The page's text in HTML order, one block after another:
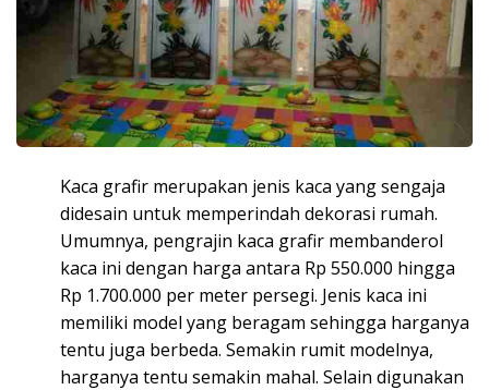
Kaca grafir merupakan jenis kaca yang sengaja
didesain untuk memperindah dekorasi rumah.
Umumnya, pengrajin kaca grafir membanderol
kaca ini dengan harga antara Rp 550.000 hingga
Rp 1.700.000 per meter persegi. Jenis kaca ini
memiliki model yang beragam sehingga harganya
tentu juga berbeda. Semakin rumit modelnya,
harganya tentu semakin mahal. Selain digunakan